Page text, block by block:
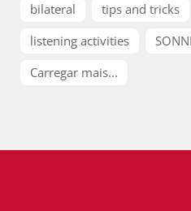
bilateral
tips and tricks
listening activities
Carregar mais...